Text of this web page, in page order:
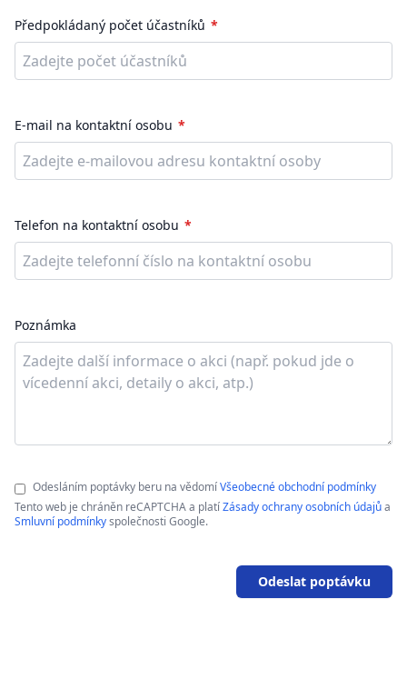
Předpokládaný počet účastníků
E-mail na kontaktní osobu
Telefon na kontaktní osobu
Poznámka
Odesláním poptávky beru na vědomíVšeobecné obchodní podmínky
Tento web je chráněn reCAPTCHA a platíZásady ochrany osobních údajůa
Smluvní podmínkyspolečnosti Google.
Odeslat poptávku